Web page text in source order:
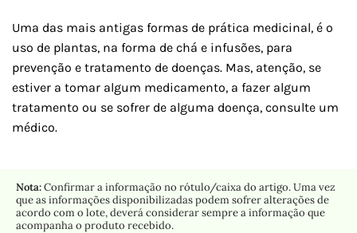
Uma das mais antigas formas de prática medicinal, é o
uso de plantas, na forma de chá e infusões, para
prevenção e tratamento de doenças. Mas, atenção, se
estiver a tomar algum medicamento, a fazer algum
tratamento ou se sofrer de alguma doença, consulte um
médico.
Nota:Confirmar a informação no rótulo/caixa do artigo. Uma vez
que as informações disponibilizadas podem sofrer alterações de
acordo com o lote, deverá considerar sempre a informação que
acompanha o produto recebido.